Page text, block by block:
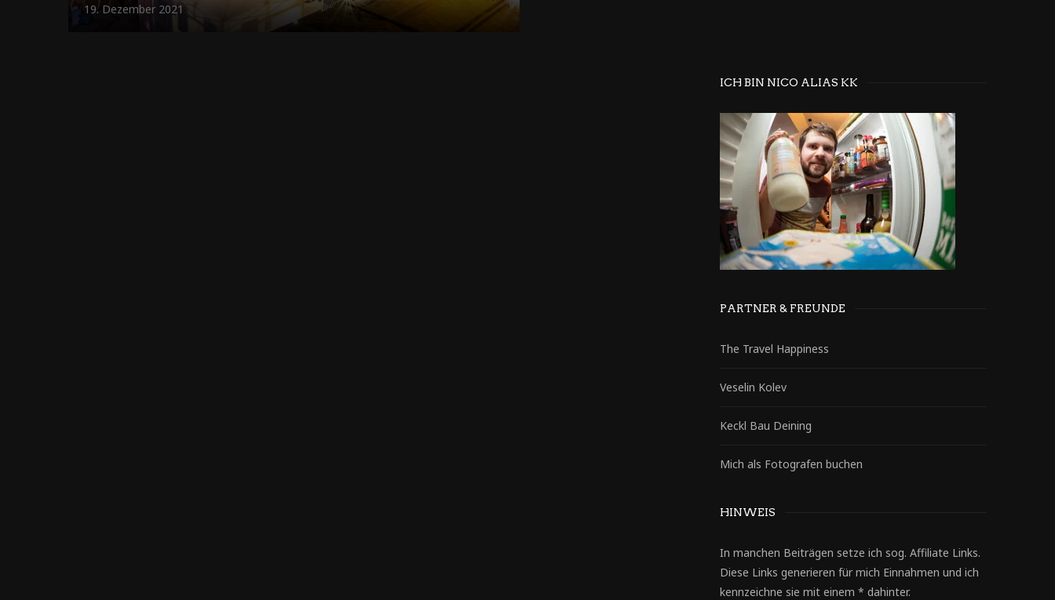
19. Dezember 2021
ICH BIN NICO ALIAS KK
PARTNER & FREUNDE
The Travel Happiness
Veselin Kolev
Keckl Bau Deining
Mich als Fotografen buchen
HINWEIS
In manchen Beiträgen setze ich sog. Affiliate Links.
Diese Links generieren für mich Einnahmen und ich
kennzeichne sie mit einem * dahinter.